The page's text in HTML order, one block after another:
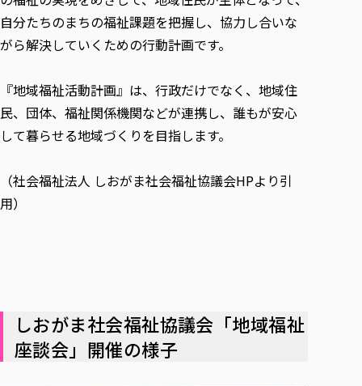
自分たちのまちの福祉課題を把握し、協力し合いな
がら解決していくための行動計画です。
『地域福祉活動計画』は、行政だけでなく、地域住
民、団体、福祉関係機関などが連携し、誰もが安心
して暮らせる地域づくりを目指します。
（社会福祉法人 しおがま社会福祉協議会HPより引
用）
しおがま社会福祉協議会「地域福祉
座談会」開催の様子